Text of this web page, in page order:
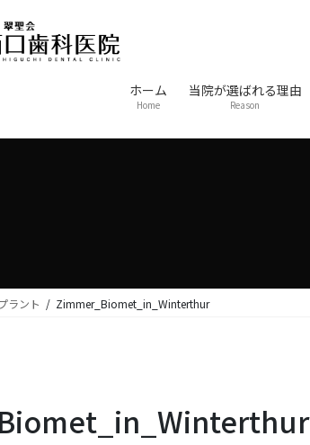
ホーム
Home
当院が選ばれる理由
Reason
ラント Zimmer_Biomet_in_Winterthur